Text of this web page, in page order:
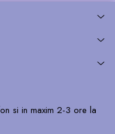
si in maxim 2-3 ore la